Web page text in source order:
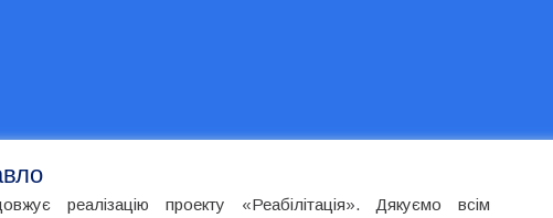
реалізацію проекту «Реабілітація». Дякуємо всім